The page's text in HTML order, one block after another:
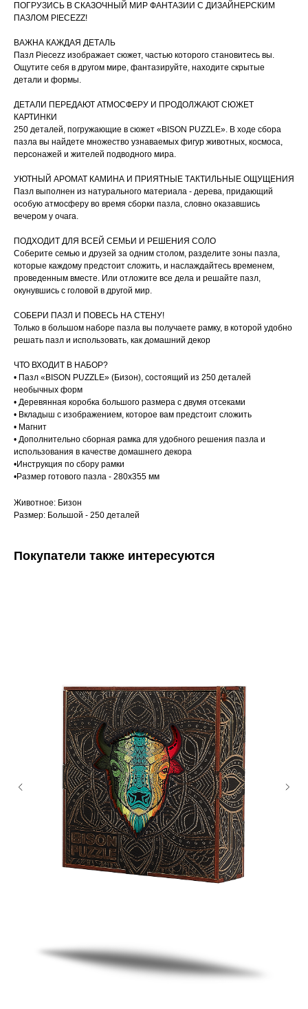
ПОГРУЗИСЬ В СКАЗОЧНЫЙ МИР ФАНТАЗИИ С ДИЗАЙНЕРСКИМ
ПАЗЛОМ PIECEZZ!
ВАЖНА КАЖДАЯ ДЕТАЛЬ
Пазл Piecezz изображает сюжет, частью которого становитесь вы.
Ощутите себя в другом мире, фантазируйте, находите скрытые
детали и формы.
ДЕТАЛИ ПЕРЕДАЮТ АТМОСФЕРУ И ПРОДОЛЖАЮТ СЮЖЕТ
КАРТИНКИ
250 деталей, погружающие в сюжет «BISON PUZZLE». В ходе сбора
пазла вы найдете множество узнаваемых фигур животных, космоса,
персонажей и жителей подводного мира.
УЮТНЫЙ АРОМАТ КАМИНА И ПРИЯТНЫЕ ТАКТИЛЬНЫЕ ОЩУЩЕНИЯ
Пазл выполнен из натурального материала - дерева, придающий
особую атмосферу во время сборки пазла, словно оказавшись
вечером у очага.
ПОДХОДИТ ДЛЯ ВСЕЙ СЕМЬИ И РЕШЕНИЯ СОЛО
Соберите семью и друзей за одним столом, разделите зоны пазла,
которые каждому предстоит сложить, и наслаждайтесь временем,
проведенным вместе. Или отложите все дела и решайте пазл,
окунувшись с головой в другой мир.
СОБЕРИ ПАЗЛ И ПОВЕСЬ НА СТЕНУ!
Только в большом наборе пазла вы получаете рамку, в которой удобно
решать пазл и использовать, как домашний декор
ЧТО ВХОДИТ В НАБОР?
• Пазл «BISON PUZZLE» (Бизон), состоящий из 250 деталей
необычных форм
• Деревянная коробка большого размера с двумя отсеками
• Вкладыш с изображением, которое вам предстоит сложить
• Магнит
• Дополнительно сборная рамка для удобного решения пазла и
использования в качестве домашнего декора
•Инструкция по сбору рамки
•Размер готового пазла - 280х355 мм
Животное: Бизон
Размер: Большой - 250 деталей
Покупатели также интересуются